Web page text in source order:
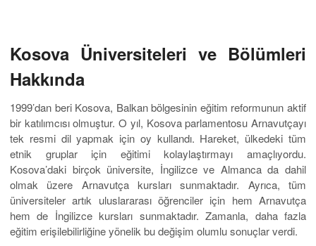
Kosova Üniversiteleri ve Bölümleri
Hakkında
1999’dan beri Kosova, Balkan bölgesinin eğitim reformunun aktif
bir katılımcısı olmuştur. O yıl, Kosova parlamentosu Arnavutçayı
tek resmi dil yapmak için oy kullandı. Hareket, ülkedeki tüm
etnik gruplar için eğitimi kolaylaştırmayı amaçlıyordu.
Kosova’daki birçok üniversite, İngilizce ve Almanca da dahil
olmak üzere Arnavutça kursları sunmaktadır. Ayrıca, tüm
üniversiteler artık uluslararası öğrenciler için hem Arnavutça
hem de İngilizce kursları sunmaktadır. Zamanla, daha fazla
eğitim erişilebilirliğine yönelik bu değişim olumlu sonuçlar verdi.